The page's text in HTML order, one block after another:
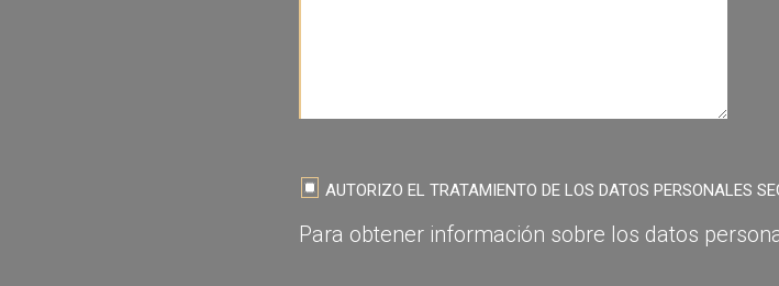
AUTORIZO ​​EL TRATAMIENTO DE LOS DATOS PERSONALES
Para obtener información sobre los datos